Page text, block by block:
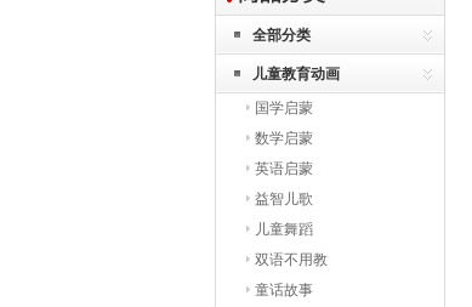
全部分类
儿童教育动画
国学启蒙
数学启蒙
英语启蒙
益智儿歌
儿童舞蹈
双语不用教
童话故事